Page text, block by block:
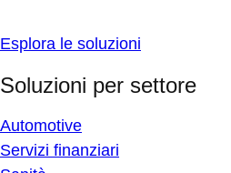
Esplora le soluzioni
Soluzioni per settore
Automotive
Servizi finanziari